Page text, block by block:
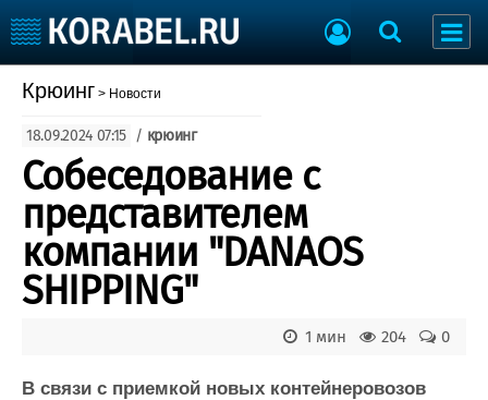
Разместить Резюме
Судостроение
Пульс
Новости
Компании
Репутация
Работа
Торговая площадка
Доска объявлений
Продажа флота
Оборудование
Изделия
Крюинг > Новости
18.09.2024 07:15 / крюинг
Собеседование с
представителем
компании "DANAOS
SHIPPING"
0
204
1 мин
В связи с приемкой новых контейнеровозов